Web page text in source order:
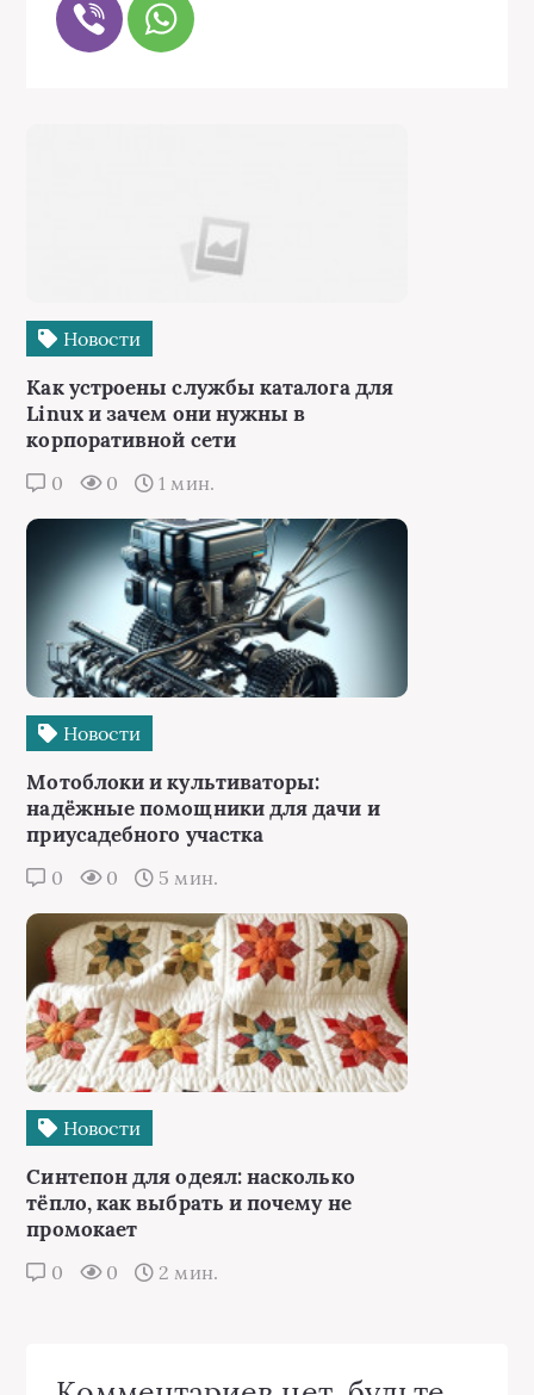
Новости
Как устроены службы каталога для
Linux и зачем они нужны в
корпоративной сети
0 0 1 мин.
Новости
Мотоблоки и культиваторы:
надёжные помощники для дачи и
приусадебного участка
0 0 5 мин.
Новости
Синтепон для одеял: насколько
тёпло, как выбрать и почему не
промокает
0 0 2 мин.